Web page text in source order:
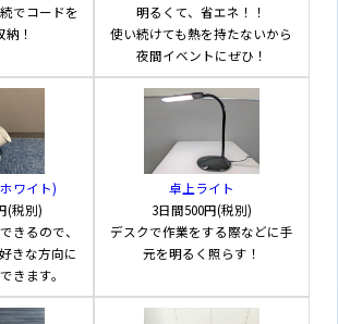
でコードを
納！
明るくて、省エネ！！
使い続けても熱を持たないから
夜間イベントにぜひ！
ワイト)
(税別)
きるので、
きな方向に
きます。
卓上ライト
3日間500円(税別)
デスクで作業をする際などに手
元を明るく照らす！